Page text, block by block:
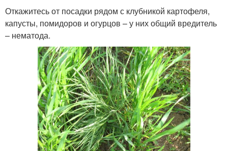
Откажитесь от посадки рядом с клубникой картофеля,
капусты, помидоров и огурцов – у них общий вредитель
– нематода.